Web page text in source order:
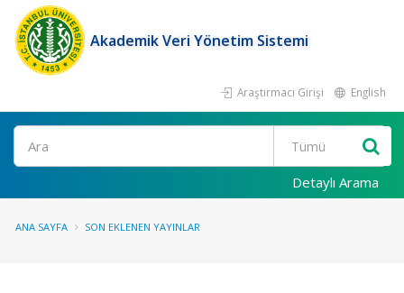
Akademik Veri Yönetim Sistemi
Araştırmacı Girişi English
Ara
Detaylı Arama
ANA SAYFA SON EKLENEN YAYINLAR